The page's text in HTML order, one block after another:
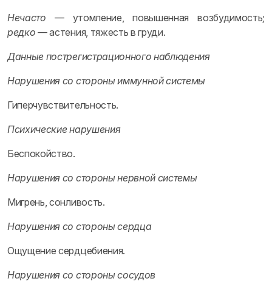
Нечасто — утомление, повышенная возбудимость;
редко — астения, тяжесть в груди.
Данные пострегистрационного наблюдения
Нарушения со стороны иммунной системы
Гиперчувствительность.
Психические нарушения
Беспокойство.
Нарушения со стороны нервной системы
Мигрень, сонливость.
Нарушения со стороны сердца
Ощущение сердцебиения.
Нарушения со стороны сосудов